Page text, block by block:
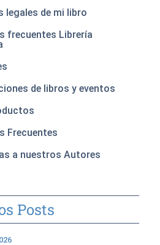
legales de mi libro
frecuentes Librería
de libros y eventos
Frecuentes
a nuestros Autores
Posts